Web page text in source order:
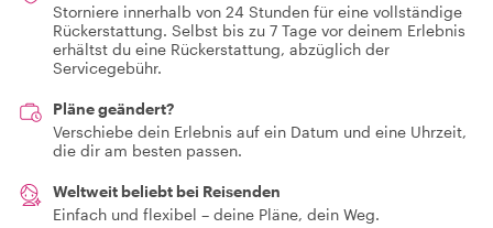
Storniere innerhalb von 24 Stunden für eine vollständige
Rückerstattung. Selbst bis zu 7 Tage vor deinem Erlebnis
erhältst du eine Rückerstattung, abzüglich der
Servicegebühr.
Pläne geändert?
Verschiebe dein Erlebnis auf ein Datum und eine Uhrzeit,
die dir am besten passen.
Weltweit beliebt bei Reisenden
Einfach und flexibel – deine Pläne, dein Weg.